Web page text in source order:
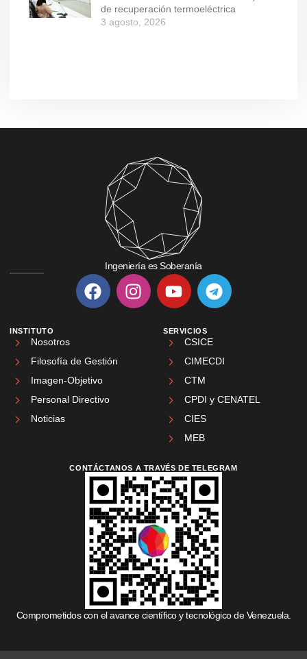
de recuperación termoeléctrica
3 agosto, 2026
Ingeniería es Soberanía
INSTITUTO
Nosotros
Filosofía de Gestión
Imagen-Objetivo
Personal Directivo
Noticias
SERVICIOS
CSICE
CIMECDI
CTM
CPDI y CENATEL
CIES
MEB
CONTÁCTANOS A TRAVÉS DE TELEGRAM
Comprometidos con el avance científico y tecnológico de Venezuela.